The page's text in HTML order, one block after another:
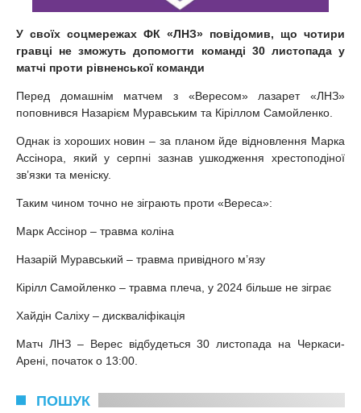
У своїх соцмережах ФК «ЛНЗ» повідомив, що чотири
гравці не зможуть допомогти команді 30 листопада у
матчі проти рівненської команди
Перед домашнім матчем з «Вересом» лазарет «ЛНЗ»
поповнився Назарієм Муравським та Кіріллом Самойленко.
Однак із хороших новин – за планом йде відновлення Марка
Ассінора, який у серпні зазнав ушкодження хрестоподіної
зв’язки та меніску.
Таким чином точно не зіграють проти «Вереса»:
Марк Ассінор – травма коліна
Назарій Муравський – травма привідного м’язу
Кірілл Самойленко – травма плеча, у 2024 більше не зіграє
Хайдін Саліху – дискваліфікація
Матч ЛНЗ – Верес відбудеться 30 листопада на Черкаси-
Арені, початок о 13:00.
ПОШУК